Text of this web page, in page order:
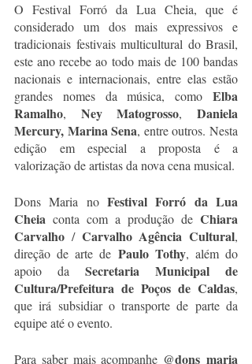
O Festival Forró da Lua Cheia, que é
considerado um dos mais expressivos e
tradicionais festivais multicultural do Brasil,
este ano recebe ao todo mais de 100 bandas
nacionais e internacionais, entre elas estão
grandes nomes da música, como Elba
Ramalho, Ney Matogrosso, Daniela
Mercury, Marina Sena, entre outros. Nesta
edição em especial a proposta é a
valorização de artistas da nova cena musical.
Dons Maria no Festival Forró da Lua
Cheia conta com a produção de Chiara
Carvalho / Carvalho Agência Cultural,
direção de arte de Paulo Tothy, além do
apoio da Secretaria Municipal de
Cultura/Prefeitura de Poços de Caldas,
que irá subsidiar o transporte de parte da
equipe até o evento.
Para saber mais acompanhe @dons_maria